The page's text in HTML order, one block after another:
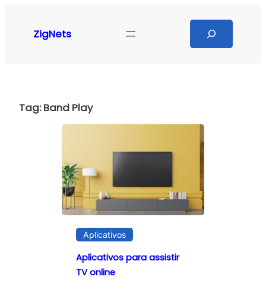
ZigNets
Tag:Band Play
Aplicativos
Aplicativos para assistir
TV online